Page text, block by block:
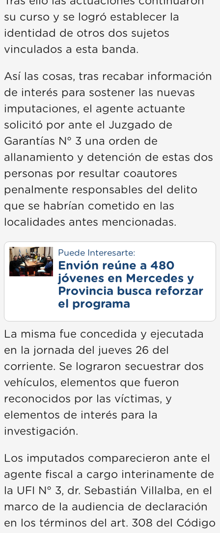
su curso y se logró establecer la
identidad de otros dos sujetos
vinculados a esta banda.
Así las cosas, tras recabar información
de interés para sostener las nuevas
imputaciones, el agente actuante
solicitó por ante el Juzgado de
Garantías N° 3 una orden de
allanamiento y detención de estas dos
personas por resultar coautores
penalmente responsables del delito
que se habrían cometido en las
localidades antes mencionadas.
Puede Interesarte:
Envión reúne a 480
jóvenes en Mercedes y
Provincia busca reforzar
el programa
La misma fue concedida y ejecutada
en la jornada del jueves 26 del
corriente. Se lograron secuestrar dos
vehículos, elementos que fueron
reconocidos por las víctimas, y
elementos de interés para la
investigación.
Los imputados comparecieron ante el
agente fiscal a cargo interinamente de
la UFI N° 3, dr. Sebastián Villalba, en el
marco de la audiencia de declaración
en los términos del art. 308 del Código